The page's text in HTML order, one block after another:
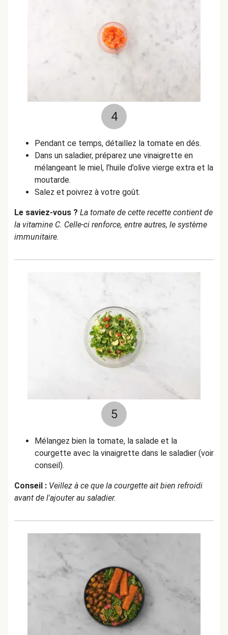
4
Pendant ce temps, détaillez la tomate en dés.
Dans un saladier, préparez une vinaigrette en
mélangeant le miel, l’huile d’olive vierge extra et la
moutarde.
Salez et poivrez à votre goût.
Le saviez-vous ? La tomate de cette recette contient de
la vitamine C. Celle-ci renforce, entre autres, le système
immunitaire.
5
Mélangez bien la tomate, la salade et la
courgette avec la vinaigrette dans le saladier (voir
conseil).
Conseil : Veillez à ce que la courgette ait bien refroidi
avant de l'ajouter au saladier.